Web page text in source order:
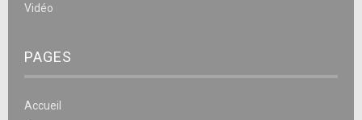
Vidéo
PAGES
Accueil